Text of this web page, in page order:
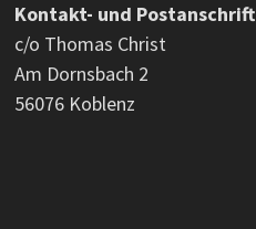
Kontakt- und Postanschrift
c/o Thomas Christ
Am Dornsbach 2
56076 Koblenz